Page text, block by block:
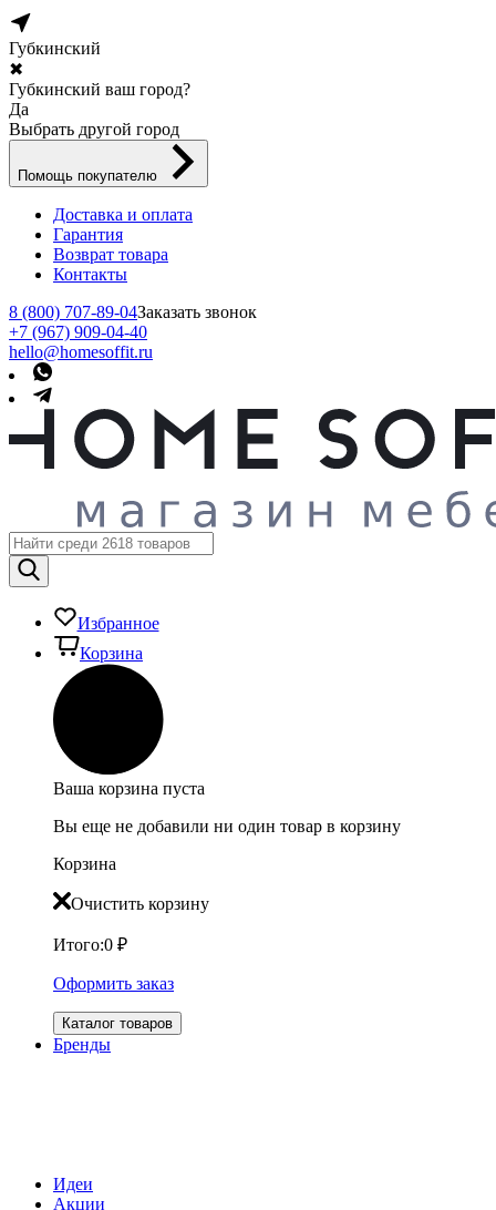
Губкинский
✖
Губкинский ваш город?
Да
Выбрать другой город
Помощь покупателю
Доставка и оплата
Гарантия
Возврат товара
Контакты
8 (800) 707-89-04Заказать звонок
+7 (967) 909-04-40
hello@homesoffit.ru
Избранное
Корзина
Ваша корзина пуста
Вы еще не добавили ни один товар в корзину
Корзина
Очистить корзину
Итого:0 ₽
Оформить заказ
Каталог товаров
Бренды
Идеи
Акции